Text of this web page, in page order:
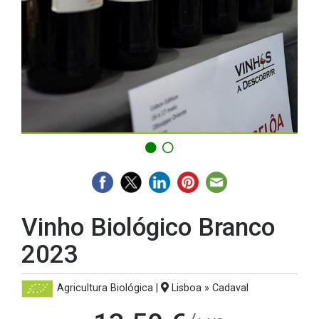
Vinho Biológico Branco
2023
Agricultura Biológica| Lisboa » Cadaval